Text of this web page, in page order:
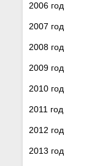
2006 год
2007 год
2008 год
2009 год
2010 год
2011 год
2012 год
2013 год